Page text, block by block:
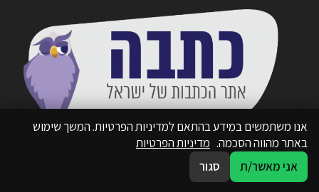
אנו משתמשים במידע בהתאם למדיניות הפרטיות. המשך שימוש
באתר מהווה הסכמה. מדיניות הפרטיות
אני מאשר/ת
סגור